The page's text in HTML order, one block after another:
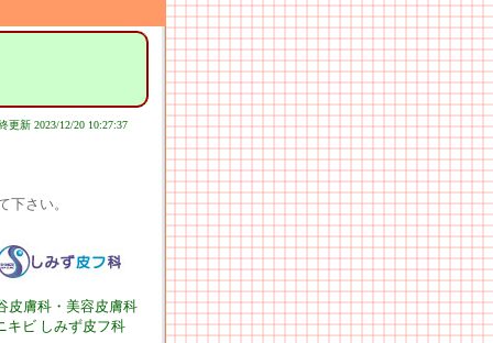
更新 2023/12/20 10:27:37
下さい。
皮膚科・美容皮膚科
キビ しみず皮フ科